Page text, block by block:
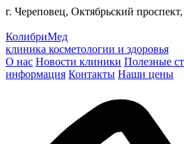
г. Череповец, Октябрьский проспект,
КолибриМед
клиника косметологии и здоровья
О нас Новости клиники Полезные
информация Контакты Наши цены